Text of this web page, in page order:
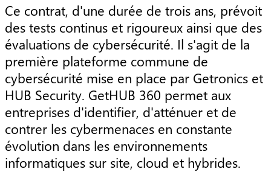
Ce contrat, d'une durée de trois ans, prévoit
des tests continus et rigoureux ainsi que des
évaluations de cybersécurité. Il s'agit de la
première plateforme commune de
cybersécurité mise en place par Getronics et
HUB Security. GetHUB 360 permet aux
entreprises d'identifier, d'atténuer et de
contrer les cybermenaces en constante
évolution dans les environnements
informatiques sur site, cloud et hybrides.